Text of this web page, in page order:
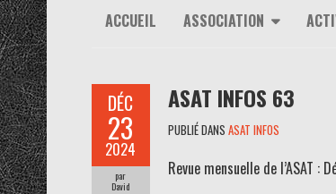
ACCUEIL ASSOCIATION
DÉC
23
2024
par
David
ASAT INFOS 63
PUBLIÉ DANS ASAT INFOS
Revue mensuelle de l’ASAT :